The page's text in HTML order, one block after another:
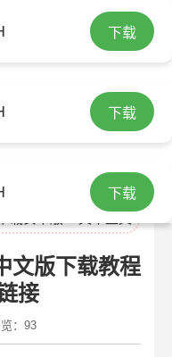
下载
下载
下载
文版下载教程
接
：93